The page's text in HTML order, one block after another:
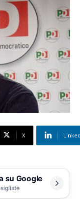
X
su Google